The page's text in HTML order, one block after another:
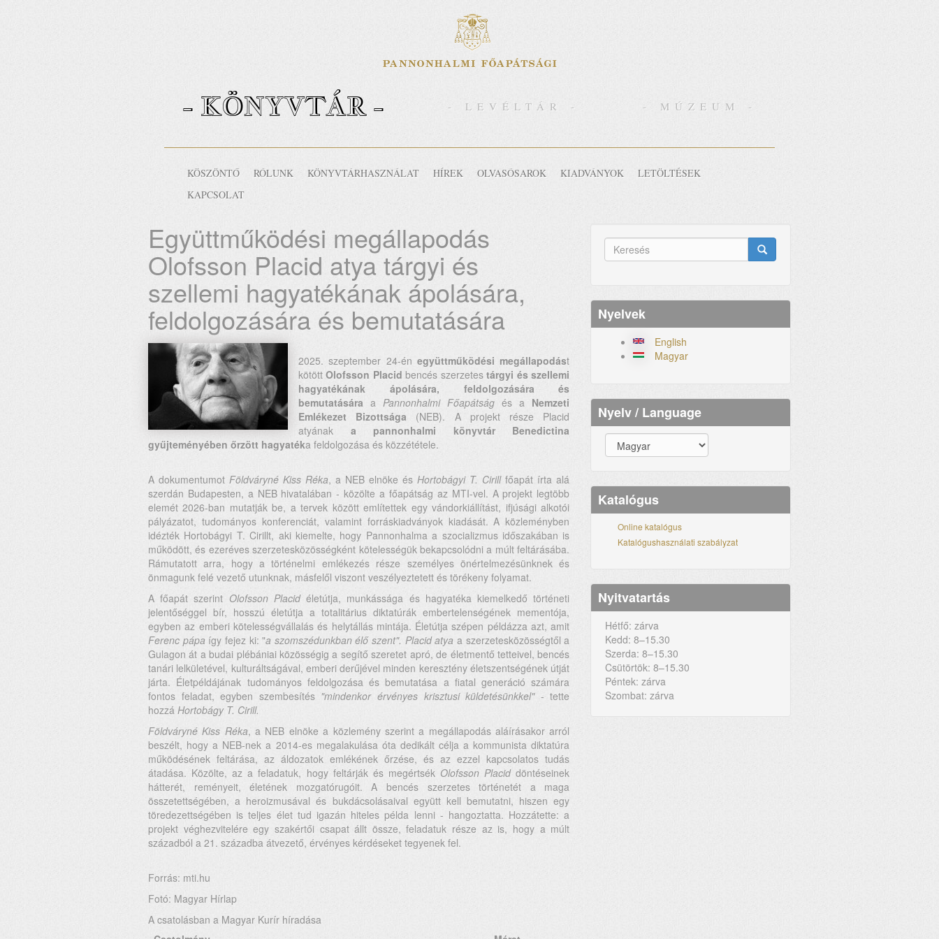
- KÖNYVTÁR - - LEVÉLTÁR - - MÚZEUM -
KÖSZÖNTŐ RÓLUNK KÖNYVTÁRHASZNÁLAT HÍREK OLVASÓSAROK KIADVÁNYOK
LETÖLTÉSEK
KAPCSOLAT
Együttműködési megállapodás
Olofsson Placid atya tárgyi és
szellemi hagyatékának ápolására,
feldolgozására és bemutatására
2025. szeptember 24-én együttműködési megállapodást
kötöttOlofsson Placid bencés szerzetestárgyi és szellemi
hagyatékának ápolására, feldolgozására és
bemutatására aPannonhalmi Főapátság és a Nemzeti
Emlékezet Bizottsága (NEB). A projekt része Placid
atyának a pannonhalmi könyvtár Benedictina
gyűjteményében őrzött hagyatéka feldolgozása és közzététele.
A dokumentumotFöldváryné Kiss Réka, a NEB elnöke ésHortobágyi T. Cirillfőapát írta alá
szerdán Budapesten, a NEB hivatalában - közölte a főapátság az MTI-vel. A projekt legtöbb
elemét 2026-ban mutatják be, a tervek között említettek egy vándorkiállítást, ifjúsági alkotói
pályázatot, tudományos konferenciát, valamint forráskiadványok kiadását. A közleményben
idézték Hortobágyi T. Cirillt, aki kiemelte, hogy Pannonhalma a szocializmus időszakában is
működött, és ezeréves szerzetesközösségként kötelességük bekapcsolódni a múlt feltárásába.
Rámutatott arra, hogy a történelmi emlékezés része személyes önértelmezésünknek és
önmagunk felé vezető utunknak, másfelől viszont veszélyeztetett és törékeny folyamat.
A főapát szerint Olofsson Placidéletútja, munkássága és hagyatéka kiemelkedő történeti
jelentőséggel bír, hosszú életútja a totalitárius diktatúrák embertelenségének mementója,
egyben az emberi kötelességvállalás és helytállás mintája. Életútja szépen példázza azt, amit
Ferenc pápa így fejez ki: "a szomszédunkban élő szent". Placid atya a szerzetesközösségtől a
Gulagon át a budai plébániai közösségig a segítő szeretet apró, de életmentő tetteivel, bencés
tanári lelkületével, kulturáltságával, emberi derűjével minden keresztény életszentségének útját
járta. Életpéldájának tudományos feldolgozása és bemutatása a fiatal generáció számára
fontos feladat, egyben szembesítés "mindenkor érvényes krisztusi küldetésünkkel"- tette
hozzá Hortobágy T. Cirill.
Földváryné Kiss Réka, a NEB elnöke a közlemény szerint a megállapodás aláírásakor arról
beszélt, hogy a NEB-nek a 2014-es megalakulása óta dedikált célja a kommunista diktatúra
működésének feltárása, az áldozatok emlékének őrzése, és az ezzel kapcsolatos tudás
átadása. Közölte, az a feladatuk, hogy feltárják és megértsék Olofsson Placiddöntéseinek
hátterét, reményeit, életének mozgatórugóit. A bencés szerzetes történetét a maga
összetettségében, a heroizmusával és bukdácsolásaival együtt kell bemutatni, hiszen egy
töredezettségében is teljes élet tud igazán hiteles példa lenni - hangoztatta. Hozzátette: a
projekt véghezvitelére egy szakértői csapat állt össze, feladatuk része az is, hogy a múlt
századból a 21. századba átvezető, érvényes kérdéseket tegyenek fel.
Forrás: mti.hu
Fotó: Magyar Hírlap
A csatolásban a Magyar Kurír híradása
Keresés
Nyelvek
English
Magyar
Nyelv / Language
Katalógus
Online katalógus
Katalógushasználati szabályzat
Nyitvatartás
Hétfő: zárva
Kedd: 8–15.30
Szerda: 8–15.30
Csütörtök: 8–15.30
Péntek: zárva
Szombat: zárva